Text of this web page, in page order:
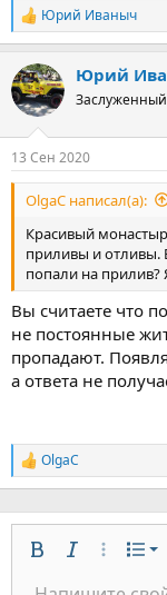
Р
е
к
ц
и
Юрий Иваныч
Юрий
13 Сен 2020
OlgaС написал(а):
Красивый
приливы и отливы.
попали на прилив?
Вы считаете что
не постоянные
пропадают.
а ответа не
Р
е
к
OlgaС
ЖирныйКурсив